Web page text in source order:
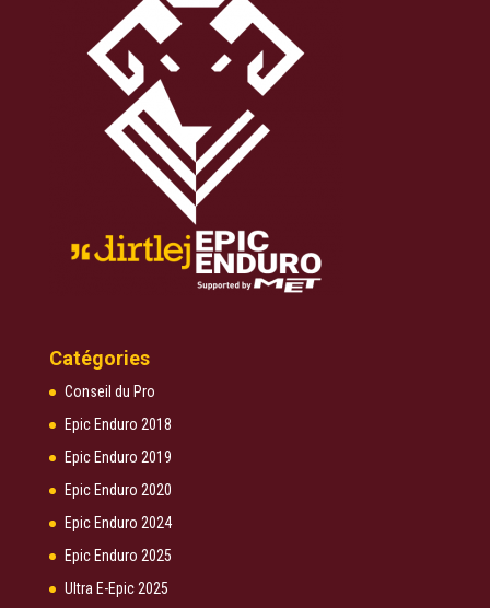
Catégories
Conseil du Pro
Epic Enduro 2018
Epic Enduro 2019
Epic Enduro 2020
Epic Enduro 2024
Epic Enduro 2025
Ultra E-Epic 2025